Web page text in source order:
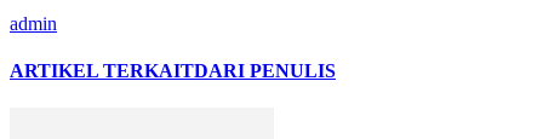
admin
ARTIKEL TERKAITDARI PENULIS